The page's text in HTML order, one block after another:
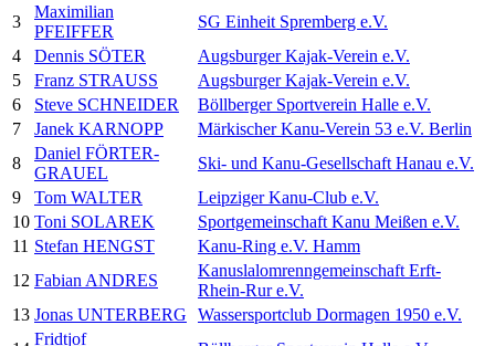
3
Maximilian
PFEIFFER
SG Einheit Spremberg e.V.
4
Dennis SÖTER
Augsburger Kajak-Verein e.V.
5
Franz STRAUSS
Augsburger Kajak-Verein e.V.
6
Steve SCHNEIDER
Böllberger Sportverein Halle e.V.
7
Janek KARNOPP
Märkischer Kanu-Verein 53 e.V. Berlin
8
Daniel FÖRTER-
GRAUEL
Ski- und Kanu-Gesellschaft Hanau e.V.
9
Tom WALTER
Leipziger Kanu-Club e.V.
10 Toni SOLAREK
Sportgemeinschaft Kanu Meißen e.V.
11 Stefan HENGST
Kanu-Ring e.V. Hamm
12 Fabian ANDRES
Kanuslalomrenngemeinschaft Erft-
Rhein-Rur e.V.
13 Jonas UNTERBERG
Wassersportclub Dormagen 1950 e.V.
Fridtjof